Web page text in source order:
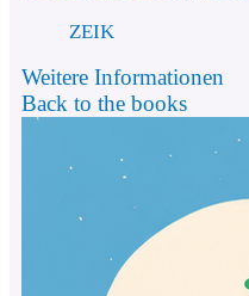
ZEIK
Weitere Informationen
Back to the books